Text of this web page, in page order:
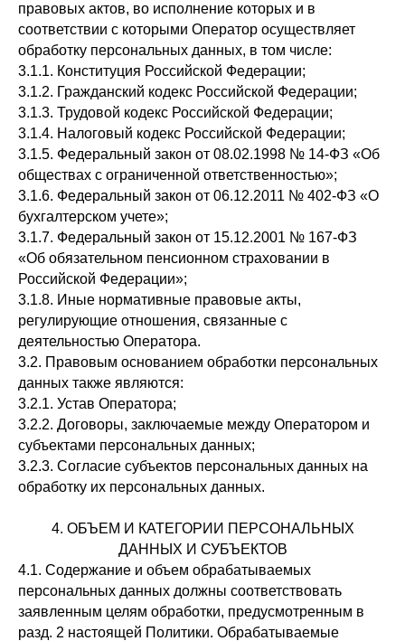
правовых актов, во исполнение которых и в
соответствии с которыми Оператор осуществляет
обработку персональных данных, в том числе:
3.1.1. Конституция Российской Федерации;
3.1.2. Гражданский кодекс Российской Федерации;
3.1.3. Трудовой кодекс Российской Федерации;
3.1.4. Налоговый кодекс Российской Федерации;
3.1.5. Федеральный закон от 08.02.1998 № 14-ФЗ «Об
обществах с ограниченной ответственностью»;
3.1.6. Федеральный закон от 06.12.2011 № 402-ФЗ «О
бухгалтерском учете»;
3.1.7. Федеральный закон от 15.12.2001 № 167-ФЗ
«Об обязательном пенсионном страховании в
Российской Федерации»;
3.1.8. Иные нормативные правовые акты,
регулирующие отношения, связанные с
деятельностью Оператора.
3.2. Правовым основанием обработки персональных
данных также являются:
3.2.1. Устав Оператора;
3.2.2. Договоры, заключаемые между Оператором и
субъектами персональных данных;
3.2.3. Согласие субъектов персональных данных на
обработку их персональных данных.
4. ОБЪЕМ И КАТЕГОРИИ ПЕРСОНАЛЬНЫХ
ДАННЫХ И СУБЪЕКТОВ
4.1. Содержание и объем обрабатываемых
персональных данных должны соответствовать
заявленным целям обработки, предусмотренным в
разд. 2 настоящей Политики. Обрабатываемые